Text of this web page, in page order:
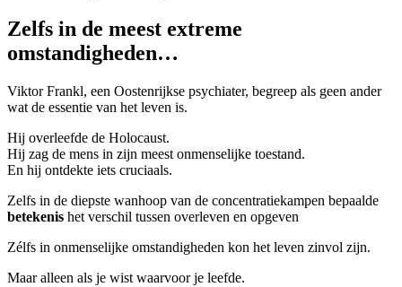
Zelfs in de meest extreme
omstandigheden…
Viktor Frankl, een Oostenrijkse psychiater, begreep als geen ander
wat de essentie van het leven is.
Hij overleefde de Holocaust.
Hij zag de mens in zijn meest onmenselijke toestand.
En hij ontdekte iets cruciaals.
Zelfs in de diepste wanhoop van de concentratiekampen bepaalde
betekenis het verschil tussen overleven en opgeven
Zélfs in onmenselijke omstandigheden kon het leven zinvol zijn.
Maar alleen als je wist waarvoor je leefde.